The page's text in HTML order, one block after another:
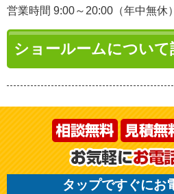
営業時間 9:00～20:00（年中無休）
ショールームについ
タップですぐにお